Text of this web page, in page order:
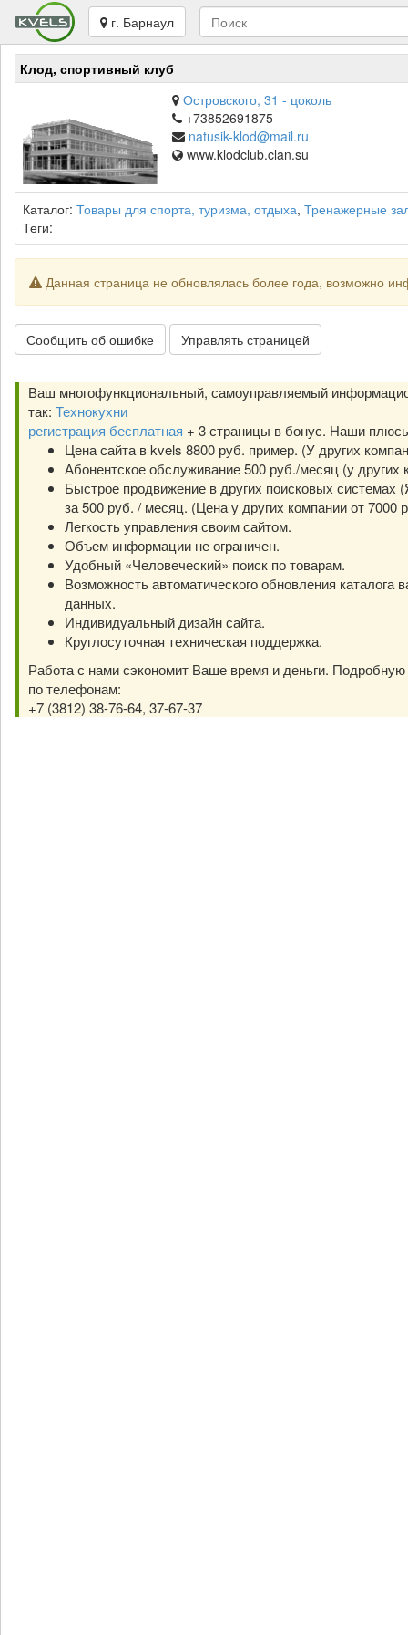
г. Барнаул
Клод, спортивный клуб
Островского, 31 - цоколь
+73852691875
natusik-klod@mail.ru
www.klodclub.clan.su
Каталог: Товары для спорта, туризма, отдыха, Тренажерные
Теги:
Данная страница не обновлялась более года, возможно
Сообщить об ошибке Управлять страницей
Ваш многофункциональный, самоуправляемый
так: Технокухни
регистрация бесплатная + 3 страницы в бонус. Наши
Цена сайта в kvels 8800 руб. пример. (У других
Абонентское обслуживание 500 руб./месяц (у других
Быстрое продвижение в других поисковых системах
за 500 руб. / месяц. (Цена у других компании от 7000
Легкость управления своим сайтом.
Объем информации не ограничен.
Удобный «Человеческий» поиск по товарам.
Возможность автоматического обновления каталога
данных.
Индивидуальный дизайн сайта.
Круглосуточная техническая поддержка.
Работа с нами сэкономит Ваше время и деньги.
по телефонам:
+7 (3812) 38-76-64, 37-67-37